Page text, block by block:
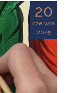
20
czerwca
2025